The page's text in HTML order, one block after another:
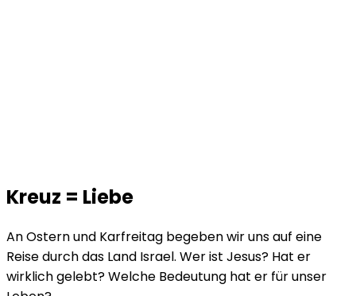
Kreuz = Liebe
An Ostern und Karfreitag begeben wir uns auf eine
Reise durch das Land Israel. Wer ist Jesus? Hat er
wirklich gelebt? Welche Bedeutung hat er für unser